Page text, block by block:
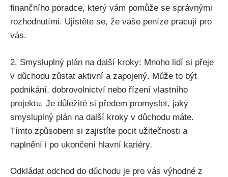
finančního poradce, který vám pomůže se správnými
rozhodnutími. Ujistěte se, že vaše peníze pracují pro
vás.
2. Smysluplný plán na další kroky: Mnoho lidí si přeje
v důchodu zůstat aktivní a zapojený. Může to být
podnikání, dobrovolnictví nebo řízení vlastního
projektu. Je důležité si předem promyslet, jaký
smysluplný plán na další kroky v důchodu máte.
Tímto způsobem si zajistíte pocit užitečnosti a
naplnění i po ukončení hlavní kariéry.
Odkládat odchod do důchodu je pro vás výhodné z